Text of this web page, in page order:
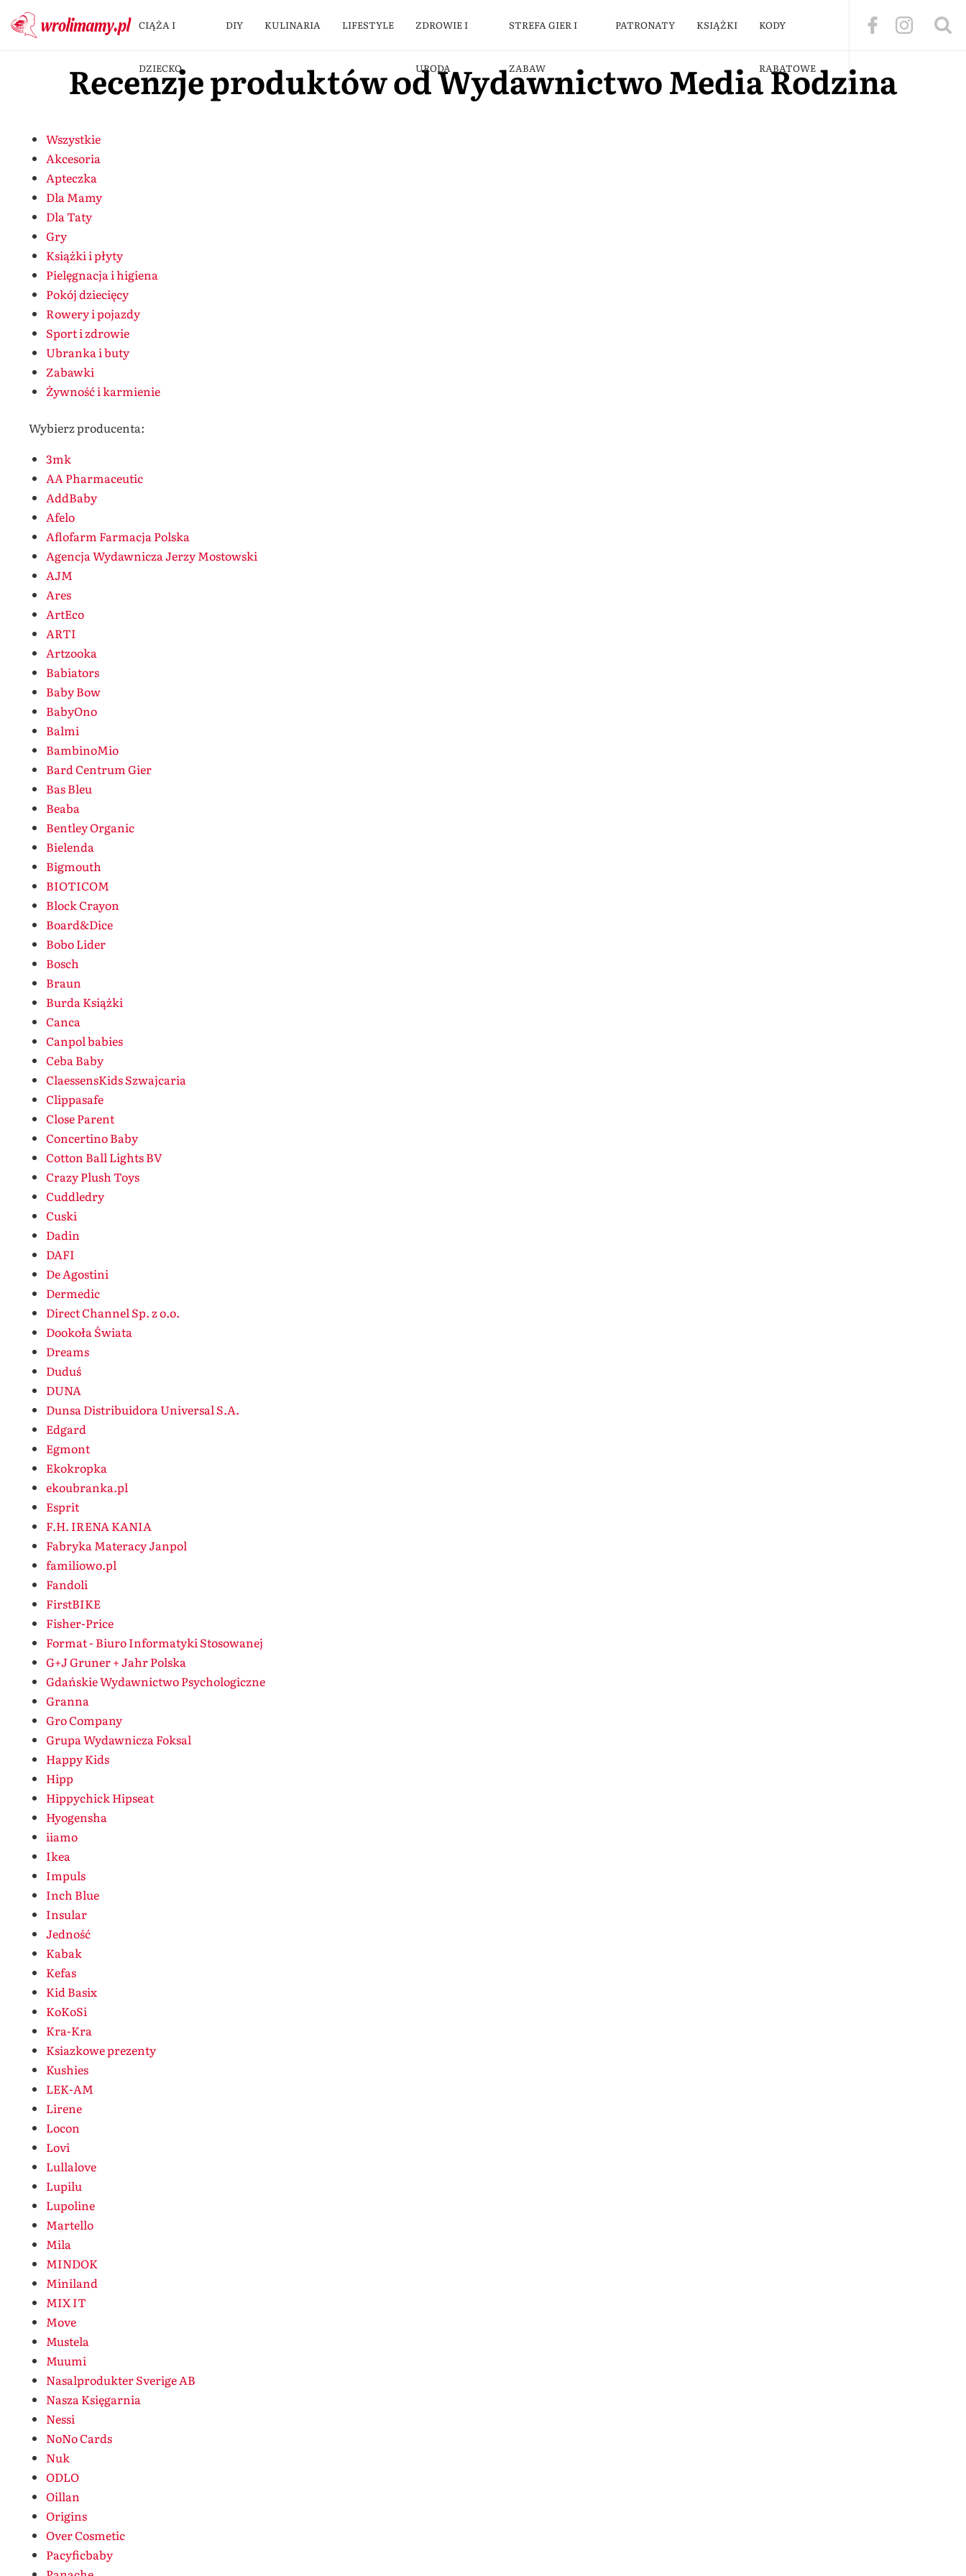
CIĄŻA I
DZIECKO
DIY KULINARIA LIFESTYLE ZDROWIE I
URODA
STREFA GIER I
ZABAW
PATRONATY KSIĄŻKI KODY
RABATOWE
Recenzje produktów od Wydawnictwo Media Rodzina
Wszystkie
Akcesoria
Apteczka
Dla Mamy
Dla Taty
Gry
Książki i płyty
Pielęgnacja i higiena
Pokój dziecięcy
Rowery i pojazdy
Sport i zdrowie
Ubranka i buty
Zabawki
Żywność i karmienie
Wybierz producenta:
3mk
AA Pharmaceutic
AddBaby
Afelo
Aflofarm Farmacja Polska
Agencja Wydawnicza Jerzy Mostowski
AJM
Ares
ArtEco
ARTI
Artzooka
Babiators
Baby Bow
BabyOno
Balmi
BambinoMio
Bard Centrum Gier
Bas Bleu
Beaba
Bentley Organic
Bielenda
Bigmouth
BIOTICOM
Block Crayon
Board&Dice
Bobo Lider
Bosch
Braun
Burda Książki
Canca
Canpol babies
Ceba Baby
ClaessensKids Szwajcaria
Clippasafe
Close Parent
Concertino Baby
Cotton Ball Lights BV
Crazy Plush Toys
Cuddledry
Cuski
Dadin
DAFI
De Agostini
Dermedic
Direct Channel Sp. z o.o.
Dookoła Świata
Dreams
Duduś
DUNA
Dunsa Distribuidora Universal S.A.
Edgard
Egmont
Ekokropka
ekoubranka.pl
Esprit
F.H. IRENA KANIA
Fabryka Materacy Janpol
familiowo.pl
Fandoli
FirstBIKE
Fisher-Price
Format - Biuro Informatyki Stosowanej
G+J Gruner + Jahr Polska
Gdańskie Wydawnictwo Psychologiczne
Granna
Gro Company
Grupa Wydawnicza Foksal
Happy Kids
Hipp
Hippychick Hipseat
Hyogensha
iiamo
Ikea
Impuls
Inch Blue
Insular
Jedność
Kabak
Kefas
Kid Basix
KoKoSi
Kra-Kra
Ksiazkowe prezenty
Kushies
LEK-AM
Lirene
Locon
Lovi
Lullalove
Lupilu
Lupoline
Martello
Mila
MINDOK
Miniland
MIX IT
Move
Mustela
Muumi
Nasalprodukter Sverige AB
Nasza Księgarnia
Nessi
NoNo Cards
Nuk
ODLO
Oillan
Origins
Over Cosmetic
Pacyficbaby